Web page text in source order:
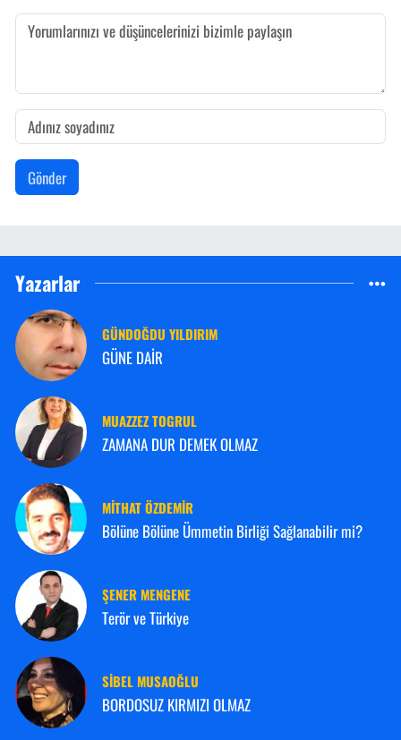
Gönder
Yazarlar
GÜNDOĞDU YILDIRIM
GÜNE DAİR
MUAZZEZ TOGRUL
ZAMANA DUR DEMEK OLMAZ
MITHAT ÖZDEMİR
Bölüne Bölüne Ümmetin Birliği Sağlanabilir mi?
ŞENER MENGENE
Terör ve Türkiye
SIBEL MUSAOĞLU
BORDOSUZ KIRMIZI OLMAZ